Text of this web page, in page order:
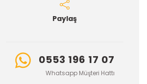
Paylaş
0553 196 17 07
Whatsapp Müşteri Hattı